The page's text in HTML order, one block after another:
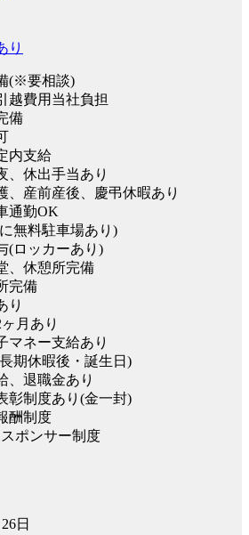
り
(※要相談)
越費用当社負担
備
内支給
、休出手当あり
、産前産後、慶弔休暇あり
通勤OK
無料駐車場あり)
(ロッカーあり)
、休憩所完備
完備
り
月あり
マネー支給あり
期休暇後・誕生日)
、退職金あり
彰制度あり(金一封)
酬制度
スポンサー制度
日